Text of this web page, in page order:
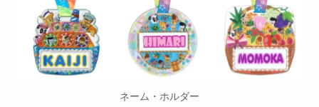
ネーム・ホルダー